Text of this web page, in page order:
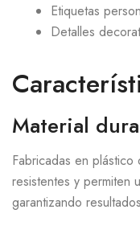
Etiquetas
Detalles
Material
Fabricadas en
resistentes y permiten
garantizando